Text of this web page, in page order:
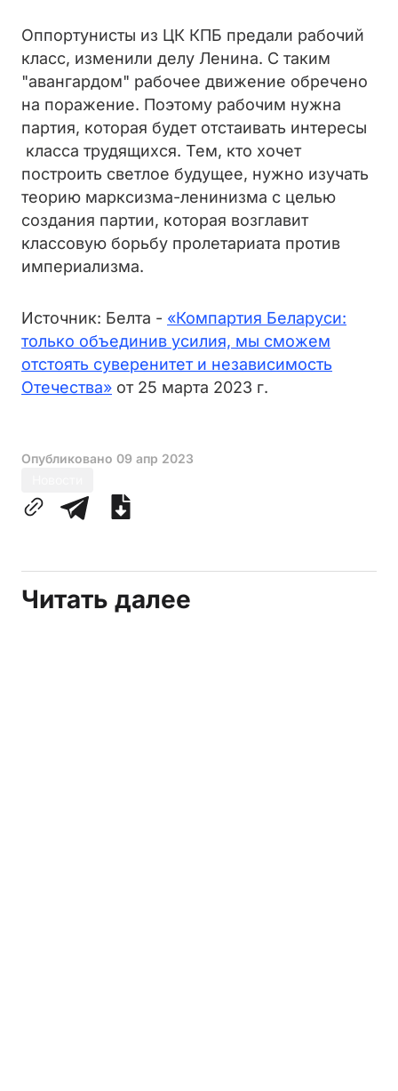
Оппортунисты из ЦК КПБ предали рабочий
класс, изменили делу Ленина. С таким
"авангардом" рабочее движение обречено
на поражение. Поэтому рабочим нужна
партия, которая будет отстаивать интересы
класса трудящихся. Тем, кто хочет
построить светлое будущее, нужно изучать
теорию марксизма-ленинизма с целью
создания партии, которая возглавит
классовую борьбу пролетариата против
империализма.
Источник: Белта - «Компартия Беларуси:
только объединив усилия, мы сможем
отстоять суверенитет и независимость
Отечества» от 25 марта 2023 г.
Опубликовано 09 апр 2023
Читать далее